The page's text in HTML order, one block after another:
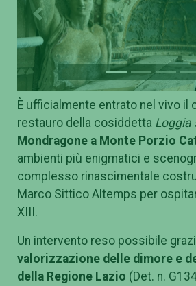
Previous
È ufficialmente entrato nel vivo il
restauro della cosiddetta Loggia
Mondragone a Monte Porzio
ambienti più enigmatici e
complesso rinascimentale
Marco Sittico Altemps per
XIII.
Un intervento reso possibile
valorizzazione delle dimore e
della Regione Lazio (Det. n.